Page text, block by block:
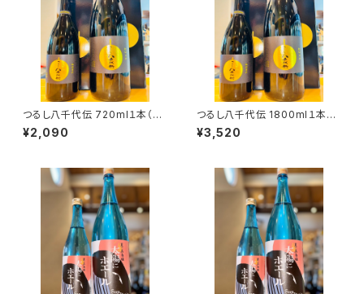
つるし八千代伝 720ml１本（八
千代伝酒造・鹿児島県垂水市上
町）
¥2,090
つるし八千代伝 1800ml１本
（八千代伝酒造・鹿児島県垂水
市上町）
¥3,520